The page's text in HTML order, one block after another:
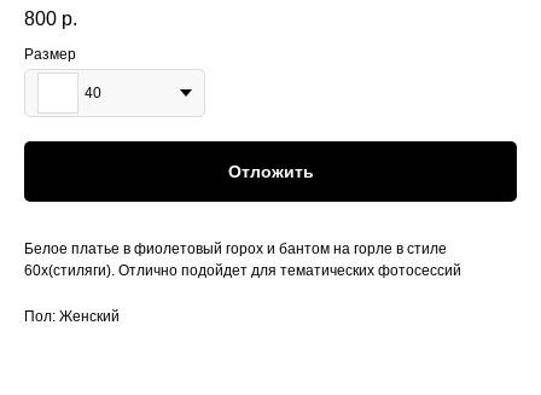
800 р.
Размер
40
Отложить
Белое платье в фиолетовый горох и бантом на горле в стиле
60х(стиляги). Отлично подойдет для тематических фотосессий
Пол: Женский